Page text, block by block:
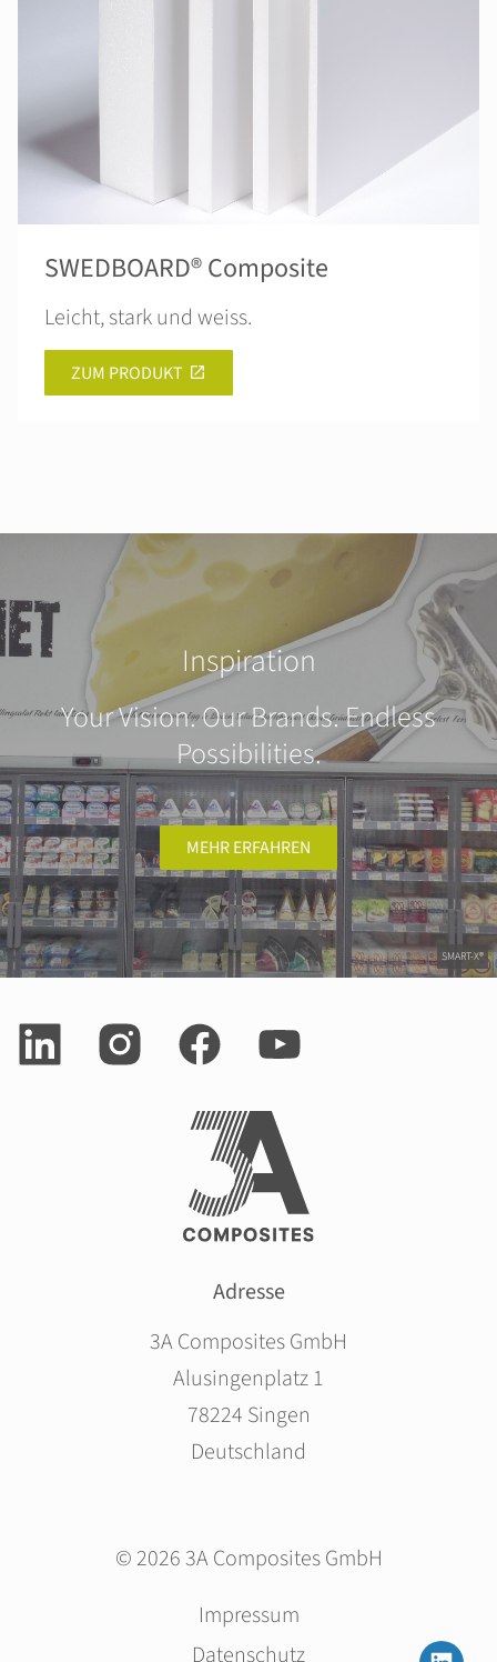
SWEDBOARD® Composite
Leicht, stark und weiss.
ZUM PRODUKT
SMART-X®
Inspiration
Your Vision. Our Brands. Endless
Possibilities.
MEHR ERFAHREN
Adresse
3A Composites GmbH
Alusingenplatz 1
78224 Singen
Deutschland
© 2026 3A Composites GmbH
Navigation
überspringen
Impressum
Datenschutz